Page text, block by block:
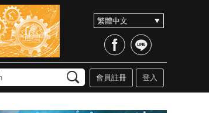
登入
會員註冊